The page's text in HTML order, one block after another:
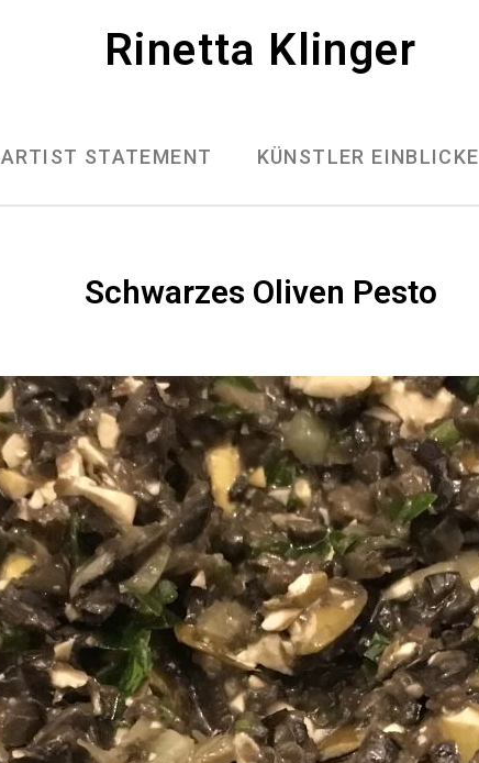
Rinetta Klinger
ARTIST STATEMENT KÜNSTLER EINBLICKE
Schwarzes Oliven Pesto